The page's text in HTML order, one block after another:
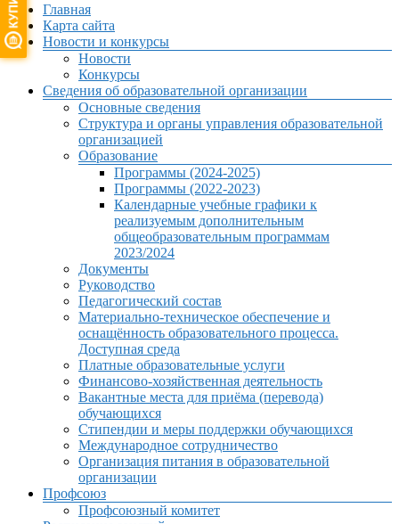
МенюГлавная
Карта сайта
Новости и конкурсы
Новости
Конкурсы
Сведения об образовательной организации
Основные сведения
Структура и органы управления образовательной
организацией
Образование
Программы (2024-2025)
Программы (2022-2023)
Календарные учебные графики к
реализуемым дополнительным
общеобразовательным программам
2023/2024
Документы
Руководство
Педагогический состав
Материально-техническое обеспечение и
оснащённость образовательного процесса.
Доступная среда
Платные образовательные услуги
Финансово-хозяйственная деятельность
Вакантные места для приёма (перевода)
обучающихся
Стипендии и меры поддержки обучающихся
Международное сотрудничество
Организация питания в образовательной
организации
Профсоюз
Профсоюзный комитет